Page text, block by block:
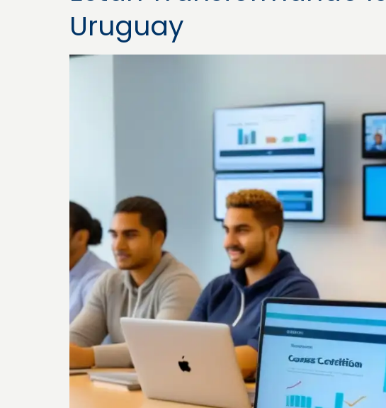
Uruguay